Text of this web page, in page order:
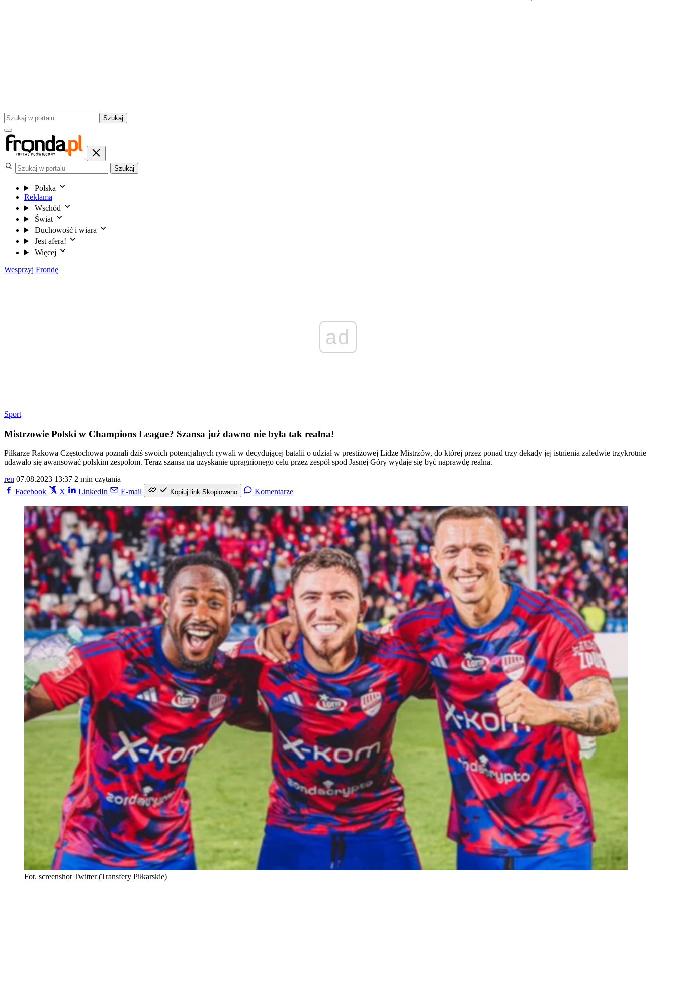
Szukaj
Szukaj
Polska
Reklama
Wschód
Świat
Duchowość i wiara
Jest afera!
Więcej
Wesprzyj Frondę
ad
Sport
Mistrzowie Polski w Champions League? Szansa już dawno nie była tak realna!
Piłkarze Rakowa Częstochowa poznali dziś swoich potencjalnych rywali w decydującej batalii o udział w prestiżowej Lidze Mistrzów, do której przez ponad trzy dekady jej istnienia zaledwie trzykrotnie
udawało się awansować polskim zespołom. Teraz szansa na uzyskanie upragnionego celu przez zespół spod Jasnej Góry wydaje się być naprawdę realna.
ren 07.08.2023 13:37 2 min czytania
Facebook
X LinkedIn E-mail Kopiuj link Skopiowano Komentarze
Fot. screenshot Twitter (Transfery Piłkarskie)